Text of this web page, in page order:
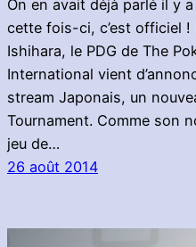
On en avait déjà parlé il y
cette fois-ci, c’est officiel !
Ishihara, le PDG de The
International vient
stream Japonais, un
Tournament. Comme son
jeu de…
26 août 2014